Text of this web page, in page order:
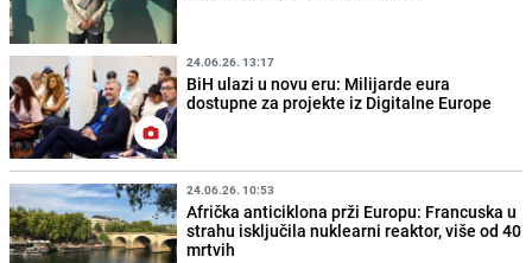
24.06.26. 13:17
BiH ulazi u novu eru: Milijarde eura
dostupne za projekte iz Digitalne Europe
24.06.26. 10:53
Afrička anticiklona prži Europu: Francuska u
strahu isključila nuklearni reaktor, više od 40
mrtvih